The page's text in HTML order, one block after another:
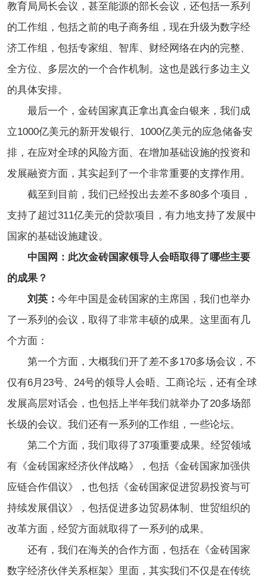
教育局局长会议，甚至能源的部长会议，还包括一系列
的工作组，包括之前的电子商务组，现在升级为数字经
济工作组，包括专家组、智库、财经网络在内的完整、
全方位、多层次的一个合作机制。这也是践行多边主义
的具体安排。
最后一个，金砖国家真正拿出真金白银来，我们成
立1000亿美元的新开发银行、1000亿美元的应急储备安
排，在应对全球的风险方面、在增加基础设施的投资和
发展融资方面，其实起到了一个非常重要的支撑作用。
截至到目前，我们已经投出去差不多80多个项目，
支持了超过311亿美元的贷款项目，有力地支持了发展中
国家的基础设施建设。
中国网：此次金砖国家领导人会晤取得了哪些主要
的成果？
刘英： 今年中国是金砖国家的主席国，我们也举办
了一系列的会议，取得了非常丰硕的成果。这里面有几
个方面：
第一个方面，大概我们开了差不多170多场会议，不
仅有6月23号、24号的领导人会晤、工商论坛，还有全球
发展高层对话会，也包括上半年我们就举办了20多场部
长级的会议。我们还有一系列的工作组，一些论坛。
第二个方面，我们取得了37项重要成果。经贸领域
有《金砖国家经济伙伴战略》，包括《金砖国家加强供
应链合作倡议》，也包括《金砖国家促进贸易投资与可
持续发展倡议》，包括促进多边贸易体制、世贸组织的
改革方面，经贸方面就取得了一系列的成果。
还有，我们在海关的合作方面，包括在《金砖国家
数字经济伙伴关系框架》 里面，其实我们不仅是在传统